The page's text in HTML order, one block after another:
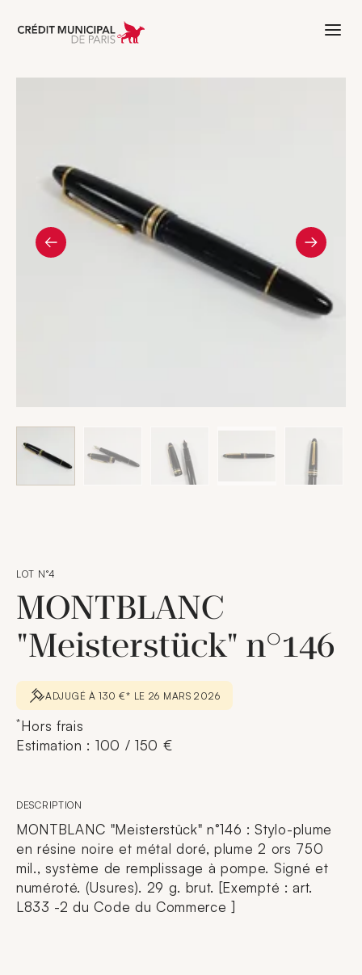
Aller à l'accueil de Crédit Municipal
LOT N°4
MONTBLANC
"Meisterstück" n°146
ADJUGÉ À 130 €* LE 26 MARS 2026
*Hors frais
Estimation : 100 / 150 €
DESCRIPTION
MONTBLANC "Meisterstück" n°146 : Stylo-plume
en résine noire et métal doré, plume 2 ors 750
mil., système de remplissage à pompe. Signé et
numéroté. (Usures). 29 g. brut. [Exempté : art.
L833 -2 du Code du Commerce ]